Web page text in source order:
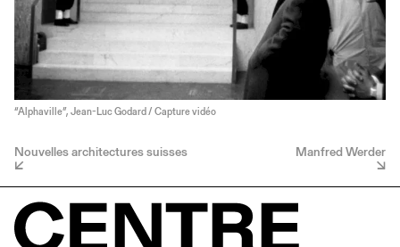
“Alphaville”, Jean-Luc Godard / Capture vidéo
Nouvelles architectures suisses Manfred Werder